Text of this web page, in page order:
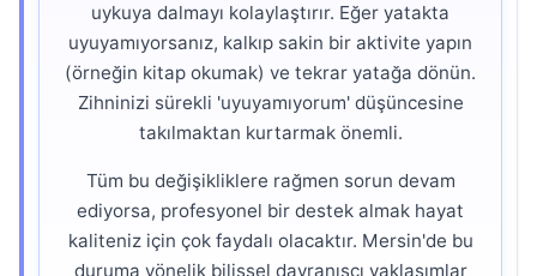
uykuya dalmayı kolaylaştırır. Eğer yatakta
uyuyamıyorsanız, kalkıp sakin bir aktivite yapın
(örneğin kitap okumak) ve tekrar yatağa dönün.
Zihninizi sürekli 'uyuyamıyorum' düşüncesine
takılmaktan kurtarmak önemli.
Tüm bu değişikliklere rağmen sorun devam
ediyorsa, profesyonel bir destek almak hayat
kaliteniz için çok faydalı olacaktır. Mersin'de bu
duruma yönelik bilişsel davranışçı yaklaşımlar